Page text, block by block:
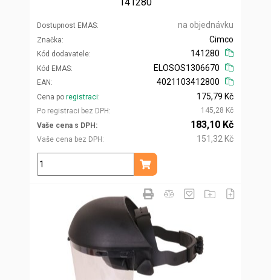
141280
Dostupnost EMAS na objednávku
Značka
Kód dodavatele
Cimco
141280
Kód EMAS
EAN
ELOSOS1306670
4021103412800
Cena po registraci
Po registraci bez DPH
175,79 Kč
145,28 Kč
Vaše cena s DPH
Vaše cena bez DPH
183,10 Kč
151,32 Kč
ks
Přidat do košíku